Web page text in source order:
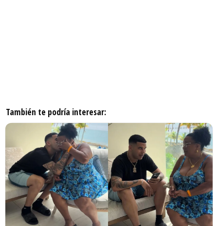
También te podría interesar: